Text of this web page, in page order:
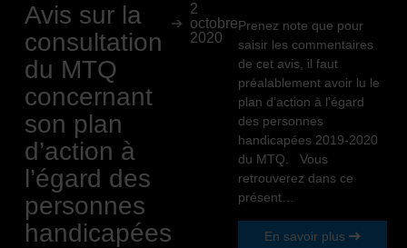
Avis sur la
consultation
du MTQ
concernant
son plan
d’action à
l’égard des
personnes
handicapées
2
octobre
2020
Prenez note que pour
saisir les commentaires
de cet avis, il faut
préalablement avoir lu le
plan d’action à l’égard
des personnes
handicapées 2019-2020
du MTQ. Vous
retrouverez dans ce
présent…
En savoir plus